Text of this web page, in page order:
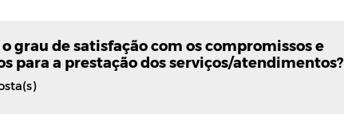
grau de satisfação com os compromissos e
para a prestação dos serviços/atendimentos?